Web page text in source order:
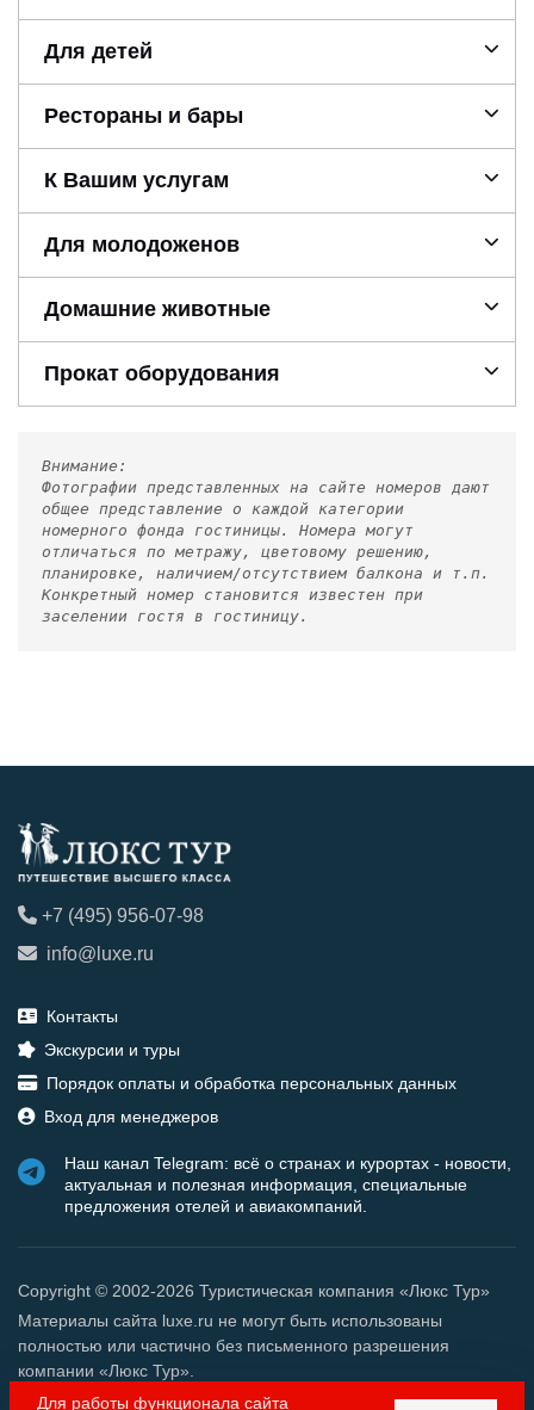
Для детей
Рестораны и бары
К Вашим услугам
Для молодоженов
Домашние животные
Прокат оборудования
Внимание:
Фотографии представленных на сайте номеров дают
общее представление о каждой категории
номерного фонда гостиницы. Номера могут
отличаться по метражу, цветовому решению,
планировке, наличием/отсутствием балкона и т.п.
Конкретный номер становится известен при
заселении гостя в гостиницу.
+7 (495) 956-07-98
info@luxe.ru
Контакты
Экскурсии и туры
Порядок оплаты и обработка персональных данных
Вход для менеджеров
Наш канал Telegram: всё о странах и курортах - новости,
актуальная и полезная информация, специальные
предложения отелей и авиакомпаний.
Copyright © 2002-2026 Туристическая компания «Люкс Тур»
Материалы сайта luxe.ru не могут быть использованы
полностью или частично без письменного разрешения
компании «Люкс Тур».
Для работы функционала сайта